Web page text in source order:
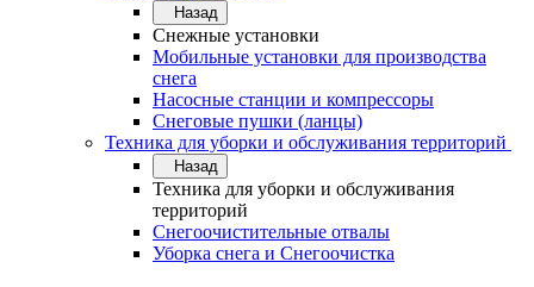
Назад
Снежные установки
Мобильные установки для производства
снега
Насосные станции и компрессоры
Снеговые пушки (ланцы)
Техника для уборки и обслуживания территорий
Назад
Техника для уборки и обслуживания
территорий
Снегоочистительные отвалы
Уборка снега и Снегоочистка